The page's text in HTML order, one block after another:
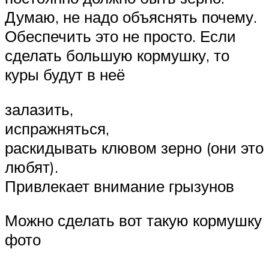
Думаю, не надо объяснять почему.
Обеспечить это не просто. Если
сделать большую кормушку, то
куры будут в неё
залазить,
испражняться,
раскидывать клювом зерно (они это
любят).
Привлекает внимание грызунов
Можно сделать вот такую кормушку
фото